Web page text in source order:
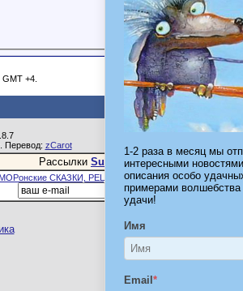
1-2 раза в месяц мы
интересными
описания особо
примерами
удачи!
Имя
Email *
GMT +4.
Перевод: zCarot
Рассылки Subscribe.Ru
СКАЗКИ, РЕЦЕПТЫ И ШТУЧКИ ДЛЯ ВСЕХ